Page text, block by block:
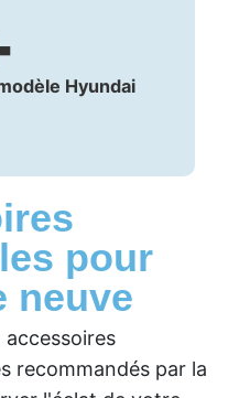
Hyundai
pour
neuve
recommandés par la